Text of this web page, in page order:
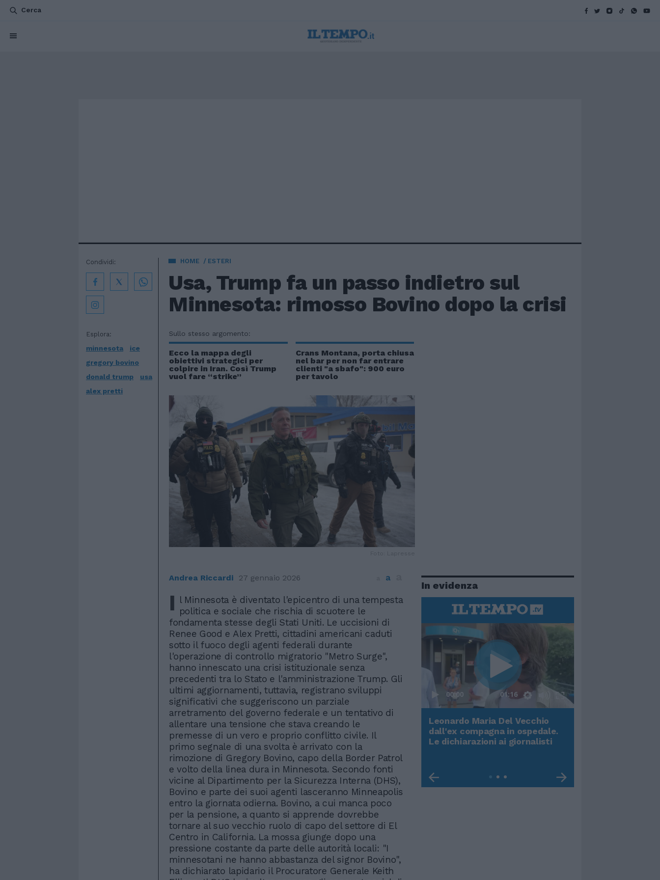
Cerca
HOME ESTERI
Usa, Trump fa un passo indietro sul
Minnesota: rimosso Bovino dopo la crisi
Esplora:
minnesota
ice
gregory bovino
donald trump
usa
alex pretti
Condividi:
Sullo stesso argomento:
Ecco la mappa degli
obiettivi strategici per
colpire in Iran. Così Trump
vuol fare “strike”
Crans Montana, porta chiusa
nel bar per non far entrare
clienti "a sbafo": 900 euro
per tavolo
Andrea Riccardi 27 gennaio 2026 a
I l Minnesota è diventato l'epicentro di una tempesta
politica e sociale che rischia di scuotere le
fondamenta stesse degli Stati Uniti. Le uccisioni di
Renee Good e Alex Pretti, cittadini americani caduti
sotto il fuoco degli agenti federali durante
l'operazione di controllo migratorio "Metro Surge",
hanno innescato una crisi istituzionale senza
precedenti tra lo Stato e l'amministrazione Trump. Gli
ultimi aggiornamenti, tuttavia, registrano sviluppi
significativi che suggeriscono un parziale
arretramento del governo federale e un tentativo di
allentare una tensione che stava creando le
premesse di un vero e proprio conflitto civile. Il
primo segnale di una svolta è arrivato con la
rimozione di Gregory Bovino, capo della Border Patrol
e volto della linea dura in Minnesota. Secondo fonti
vicine al Dipartimento per la Sicurezza Interna (DHS),
Bovino e parte dei suoi agenti lasceranno Minneapolis
entro la giornata odierna. Bovino, a cui manca poco
per la pensione, a quanto si apprende dovrebbe
tornare al suo vecchio ruolo di capo del settore di El
Centro in California. La mossa giunge dopo una
pressione costante da parte delle autorità locali: "I
minnesotani ne hanno abbastanza del signor Bovino",
ha dichiarato lapidario il Procuratore Generale Keith
In evidenza
Rudy Giuliani a Come States?
Trump, Meloni e la strategia
americana
00:00 01:16
Leonardo Maria Del Vecchio
dall'ex compagna in ospedale.
Le dichiarazioni ai giornalisti